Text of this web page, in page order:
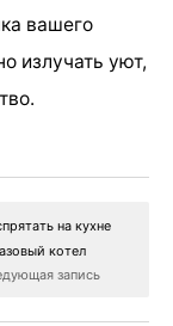
вашего
излучать уют,
на кухне
котел
запись